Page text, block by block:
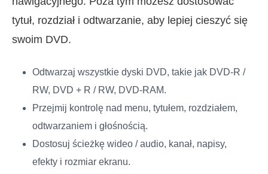
tytuł, rozdział i odtwarzanie, aby lepiej cieszyć się
swoim DVD.
Odtwarzaj wszystkie dyski DVD, takie jak DVD-R /
RW, DVD + R / RW, DVD-RAM.
Przejmij kontrolę nad menu, tytułem, rozdziałem,
odtwarzaniem i głośnością.
Dostosuj ścieżkę wideo / audio, kanał, napisy,
efekty i rozmiar ekranu.